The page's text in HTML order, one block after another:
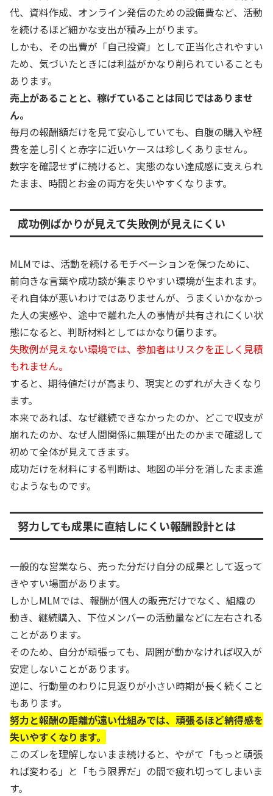
代、資料作成、オンライン発信のための設備費など、活動
を続けるほど細かな支出が積み上がります。
しかも、その出費が「自己投資」として正当化されやすい
ため、気づいたときには利益がかなり削られていることも
あります。
売上があることと、稼げていることは同じではありませ
ん。
毎月の報酬額だけを見て安心していても、自腹の購入や経
費を差し引くと赤字に近いケースは珍しくありません。
数字を確認せずに続けると、実態のない達成感に支えられ
たまま、時間とお金の両方を失いやすくなります。
成功例ばかりが見えて失敗例が見えにくい
MLMでは、活動を続けるモチベーションを保つために、
前向きな言葉や成功談が集まりやすい環境が生まれます。
それ自体が悪いわけではありませんが、うまくいかなかっ
た人の実感や、途中で離れた人の事情が共有されにくい状
態になると、判断材料としてはかなり偏ります。
失敗例が見えない環境では、参加者はリスクを正しく見積
もれません。
すると、期待値だけが高まり、現実とのずれが大きくなり
ます。
本来であれば、なぜ継続できなかったのか、どこで収支が
崩れたのか、なぜ人間関係に無理が出たのかまで確認して
初めて全体が見えてきます。
成功だけを材料にする判断は、地図の半分を消したまま進
むようなものです。
努力しても成果に直結しにくい報酬設計とは
一般的な営業なら、売った分だけ自分の成果として返って
きやすい場面があります。
しかしMLMでは、報酬が個人の販売だけでなく、組織の
動き、継続購入、下位メンバーの活動量などに左右される
ことがあります。
そのため、自分が頑張っても、周囲が動かなければ収入が
安定しないことがあります。
逆に、行動量のわりに見返りが小さい時期が長く続くこと
もあります。
努力と報酬の距離が遠い仕組みでは、頑張るほど納得感を
失いやすくなります。
このズレを理解しないまま続けると、やがて「もっと頑張
れば変わる」と「もう限界だ」の間で疲れ切ってしまいま
す。